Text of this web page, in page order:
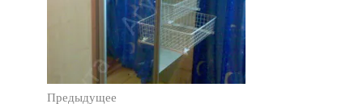
Предыдущее